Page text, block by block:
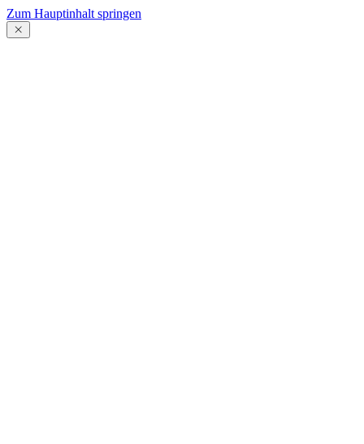
Zum Hauptinhalt springen
Menü
schließen